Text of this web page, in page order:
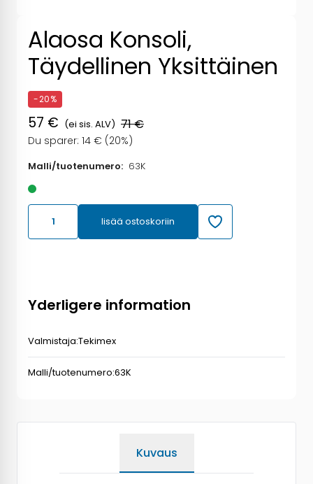
Alaosa Konsoli,
Täydellinen Yksittäinen
-20%
57 € (ei sis. ALV) 71 €
Du sparer: 14 € (20%)
Malli/tuotenumero: 63K
lisää ostoskoriin
Yderligere information
Valmistaja:Tekimex
Malli/tuotenumero:63K
Kuvaus